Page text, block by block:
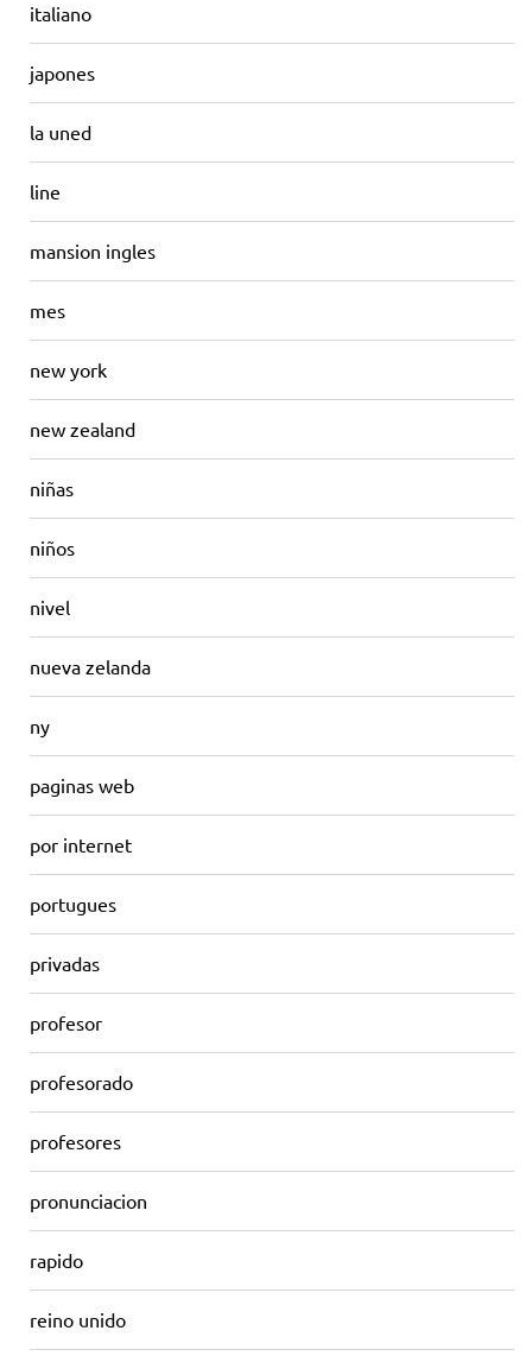
italiano
japones
la uned
line
mansion ingles
mes
new york
new zealand
niñas
niños
nivel
nueva zelanda
ny
paginas web
por internet
portugues
privadas
profesor
profesorado
profesores
pronunciacion
rapido
reino unido